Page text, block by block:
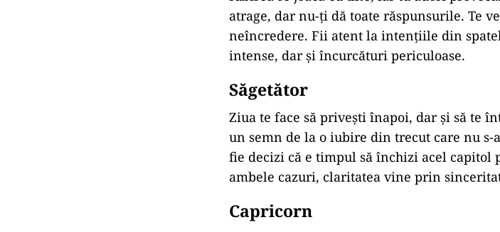
atrage, dar nu-ți dă toate răspunsurile. Te
neîncredere. Fii atent la intențiile din
intense, dar și încurcături periculoase.
Săgetător
Ziua te face să privești înapoi, dar și să te
un semn de la o iubire din trecut care nu
fie decizi că e timpul să închizi acel capitol
ambele cazuri, claritatea vine prin
Capricorn